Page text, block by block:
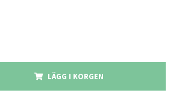
LÄGG I KORGEN